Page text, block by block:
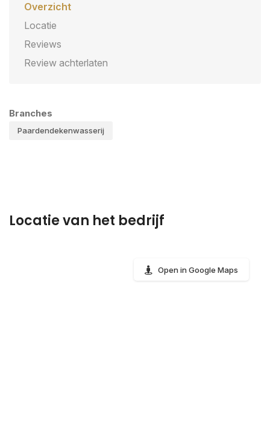
Overzicht
Locatie
Reviews
Review achterlaten
Branches
Paardendekenwasserij
Locatie van het bedrijf
Open in Google Maps